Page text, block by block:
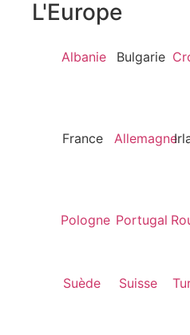
L'Europe
Albanie Bulgarie
France Allemagne
Pologne Portugal
Suède Suisse